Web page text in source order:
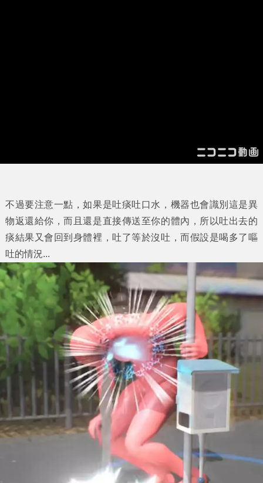
不過要注意一點，如果是吐痰吐口水，機器也會識別這是異
物返還給你，而且還是直接傳送至你的體內，所以吐出去的
痰結果又會回到身體裡，吐了等於沒吐，而假設是喝多了嘔
吐的情況...